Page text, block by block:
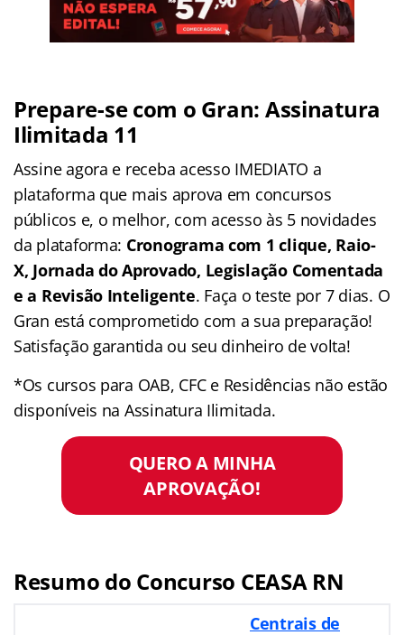
Prepare-se com o Gran: Assinatura
Ilimitada 11
Assine agora e receba acesso IMEDIATO a
plataforma que mais aprova em concursos
públicos e, o melhor, com acesso às 5 novidades
da plataforma: Cronograma com 1 clique, Raio-
X, Jornada do Aprovado, Legislação Comentada
e a Revisão Inteligente. Faça o teste por 7 dias. O
Gran está comprometido com a sua preparação!
Satisfação garantida ou seu dinheiro de volta!
*Os cursos para OAB, CFC e Residências não estão
disponíveis na Assinatura Ilimitada.
QUERO A MINHA
APROVAÇÃO!
Resumo do Concurso CEASA RN
Centrais de